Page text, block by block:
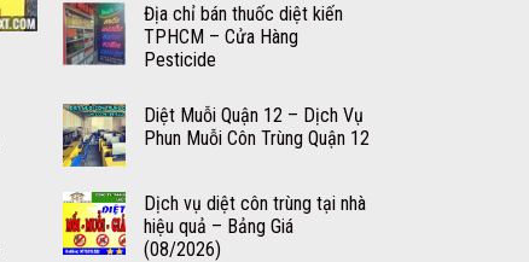
Địa chỉ bán thuốc diệt kiến
TPHCM – Cửa Hàng
Pesticide
Diệt Muỗi Quận 12 – Dịch Vụ
Phun Muỗi Côn Trùng Quận 12
Dịch vụ diệt côn trùng tại nhà
hiệu quả – Bảng Giá
(08/2026)